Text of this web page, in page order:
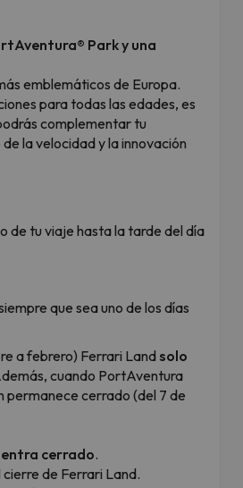
Park y una
emblemáticos de Europa.
para todas las edades, es
complementar tu
la velocidad y la innovación
de tu viaje hasta la tarde del día
que sea uno de los días
a febrero) Ferrari Land solo
cuando PortAventura
permanece cerrado (del 7 de
cerrado.
de Ferrari Land.